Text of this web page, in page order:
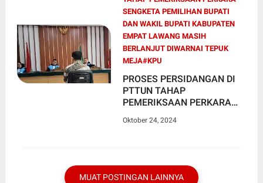
TEPUK MEJA
SENGKETA PEMILIHAN BUPATI
DAN WAKIL BUPATI KABUPATEN
EMPAT LAWANG MASIH
BERLANJUT DIWARNAI TEPUK
MEJA#KPU
PROSES PERSIDANGAN DI
PTTUN TAHAP
PEMERIKSAAN PERKARA
BUPATI DAN WAKIL BUPATI
TEPUK MEJA
Oktober 24, 2024
MUAT POSTINGAN LAINNYA